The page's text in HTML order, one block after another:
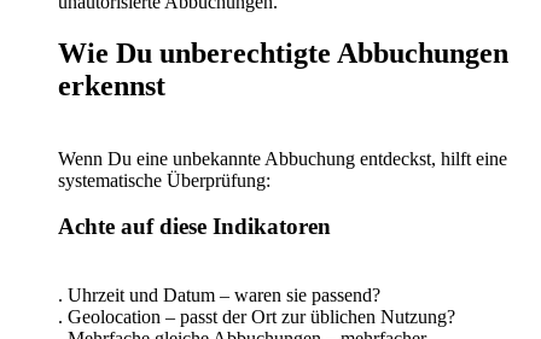
Wie Du unberechtigte Abbuchungen
erkennst
Wenn Du eine unbekannte Abbuchung entdeckst, hilft eine
systematische Überprüfung:
Achte auf diese Indikatoren
. Uhrzeit und Datum – waren sie passend?
. Geolocation – passt der Ort zur üblichen Nutzung?